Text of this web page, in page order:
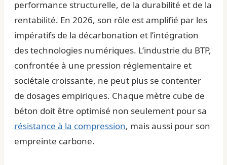
performance structurelle, de la durabilité et de la
rentabilité. En 2026, son rôle est amplifié par les
impératifs de la décarbonation et l’intégration
des technologies numériques. L’industrie du BTP,
confrontée à une pression réglementaire et
sociétale croissante, ne peut plus se contenter
de dosages empiriques. Chaque mètre cube de
béton doit être optimisé non seulement pour sa
résistance à la compression, mais aussi pour son
empreinte carbone.